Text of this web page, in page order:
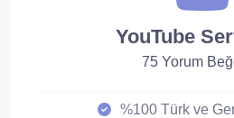
YouTube
75 Yorum
%100 Türk ve